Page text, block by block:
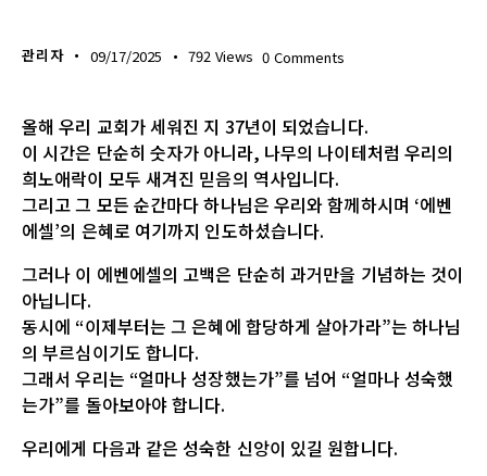
관리자 09/17/2025 792 Views 0 Comments
올해 우리 교회가 세워진 지 37년이 되었습니다.
이 시간은 단순히 숫자가 아니라, 나무의 나이테처럼 우리의
희노애락이 모두 새겨진 믿음의 역사입니다.
그리고 그 모든 순간마다 하나님은 우리와 함께하시며 ‘에벤
에셀’의 은혜로 여기까지 인도하셨습니다.
그러나 이 에벤에셀의 고백은 단순히 과거만을 기념하는 것이
아닙니다.
동시에 “이제부터는 그 은혜에 합당하게 살아가라”는 하나님
의 부르심이기도 합니다.
그래서 우리는 “얼마나 성장했는가”를 넘어 “얼마나 성숙했
는가”를 돌아보아야 합니다.
우리에게 다음과 같은 성숙한 신앙이 있길 원합니다.